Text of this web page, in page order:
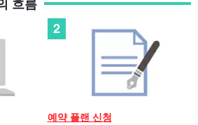
예약 플랜 신청